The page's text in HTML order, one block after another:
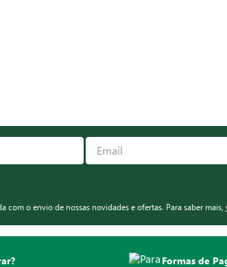
com o envio de nossas novidades e ofertas. Para saber mais,
Formas de